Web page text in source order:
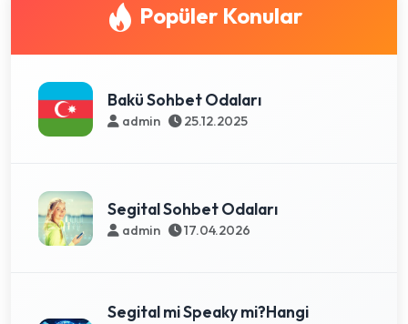
Popüler Konular
Bakü Sohbet Odaları
admin 25.12.2025
Segital Sohbet Odaları
admin 17.04.2026
Segital mi Speaky mi?Hangi